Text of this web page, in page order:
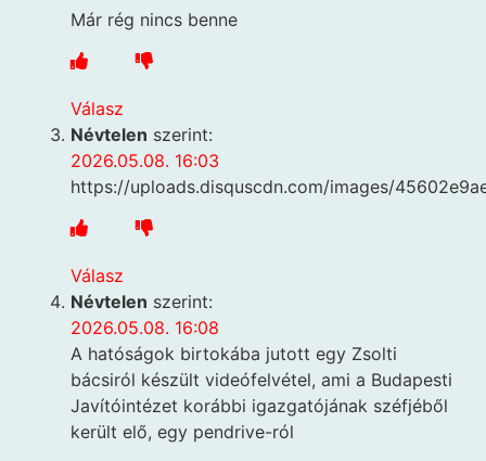
Már rég nincs benne
Válasz
Névtelen szerint:
2026.05.08. 16:03
https://uploads.disquscdn.com/images/
Válasz
Névtelen szerint:
2026.05.08. 16:08
A hatóságok birtokába jutott egy Zsolti
bácsiról készült videófelvétel, ami a Budapesti
Javítóintézet korábbi igazgatójának széfjéből
került elő, egy pendrive-ról